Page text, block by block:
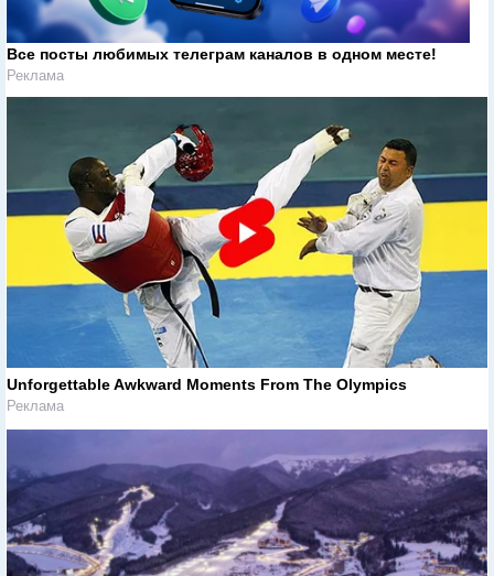
Все посты любимых телеграм каналов в одном месте!
Реклама
Unforgettable Awkward Moments From The Olympics
Реклама